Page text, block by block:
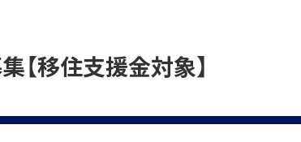
移住支援金対象】